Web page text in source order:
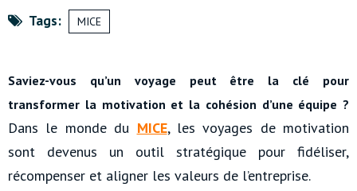
Tags: MICE
Saviez-vous qu’un voyage peut être la clé pour
transformer la motivation et la cohésion d’une équipe ?
Dans le monde du MICE, les voyages de motivation
sont devenus un outil stratégique pour fidéliser,
récompenser et aligner les valeurs de l’entreprise.